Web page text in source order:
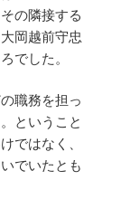
の隣接する
岡越前守忠
でした。
職務を担っ
ということ
ではなく、
でいたとも